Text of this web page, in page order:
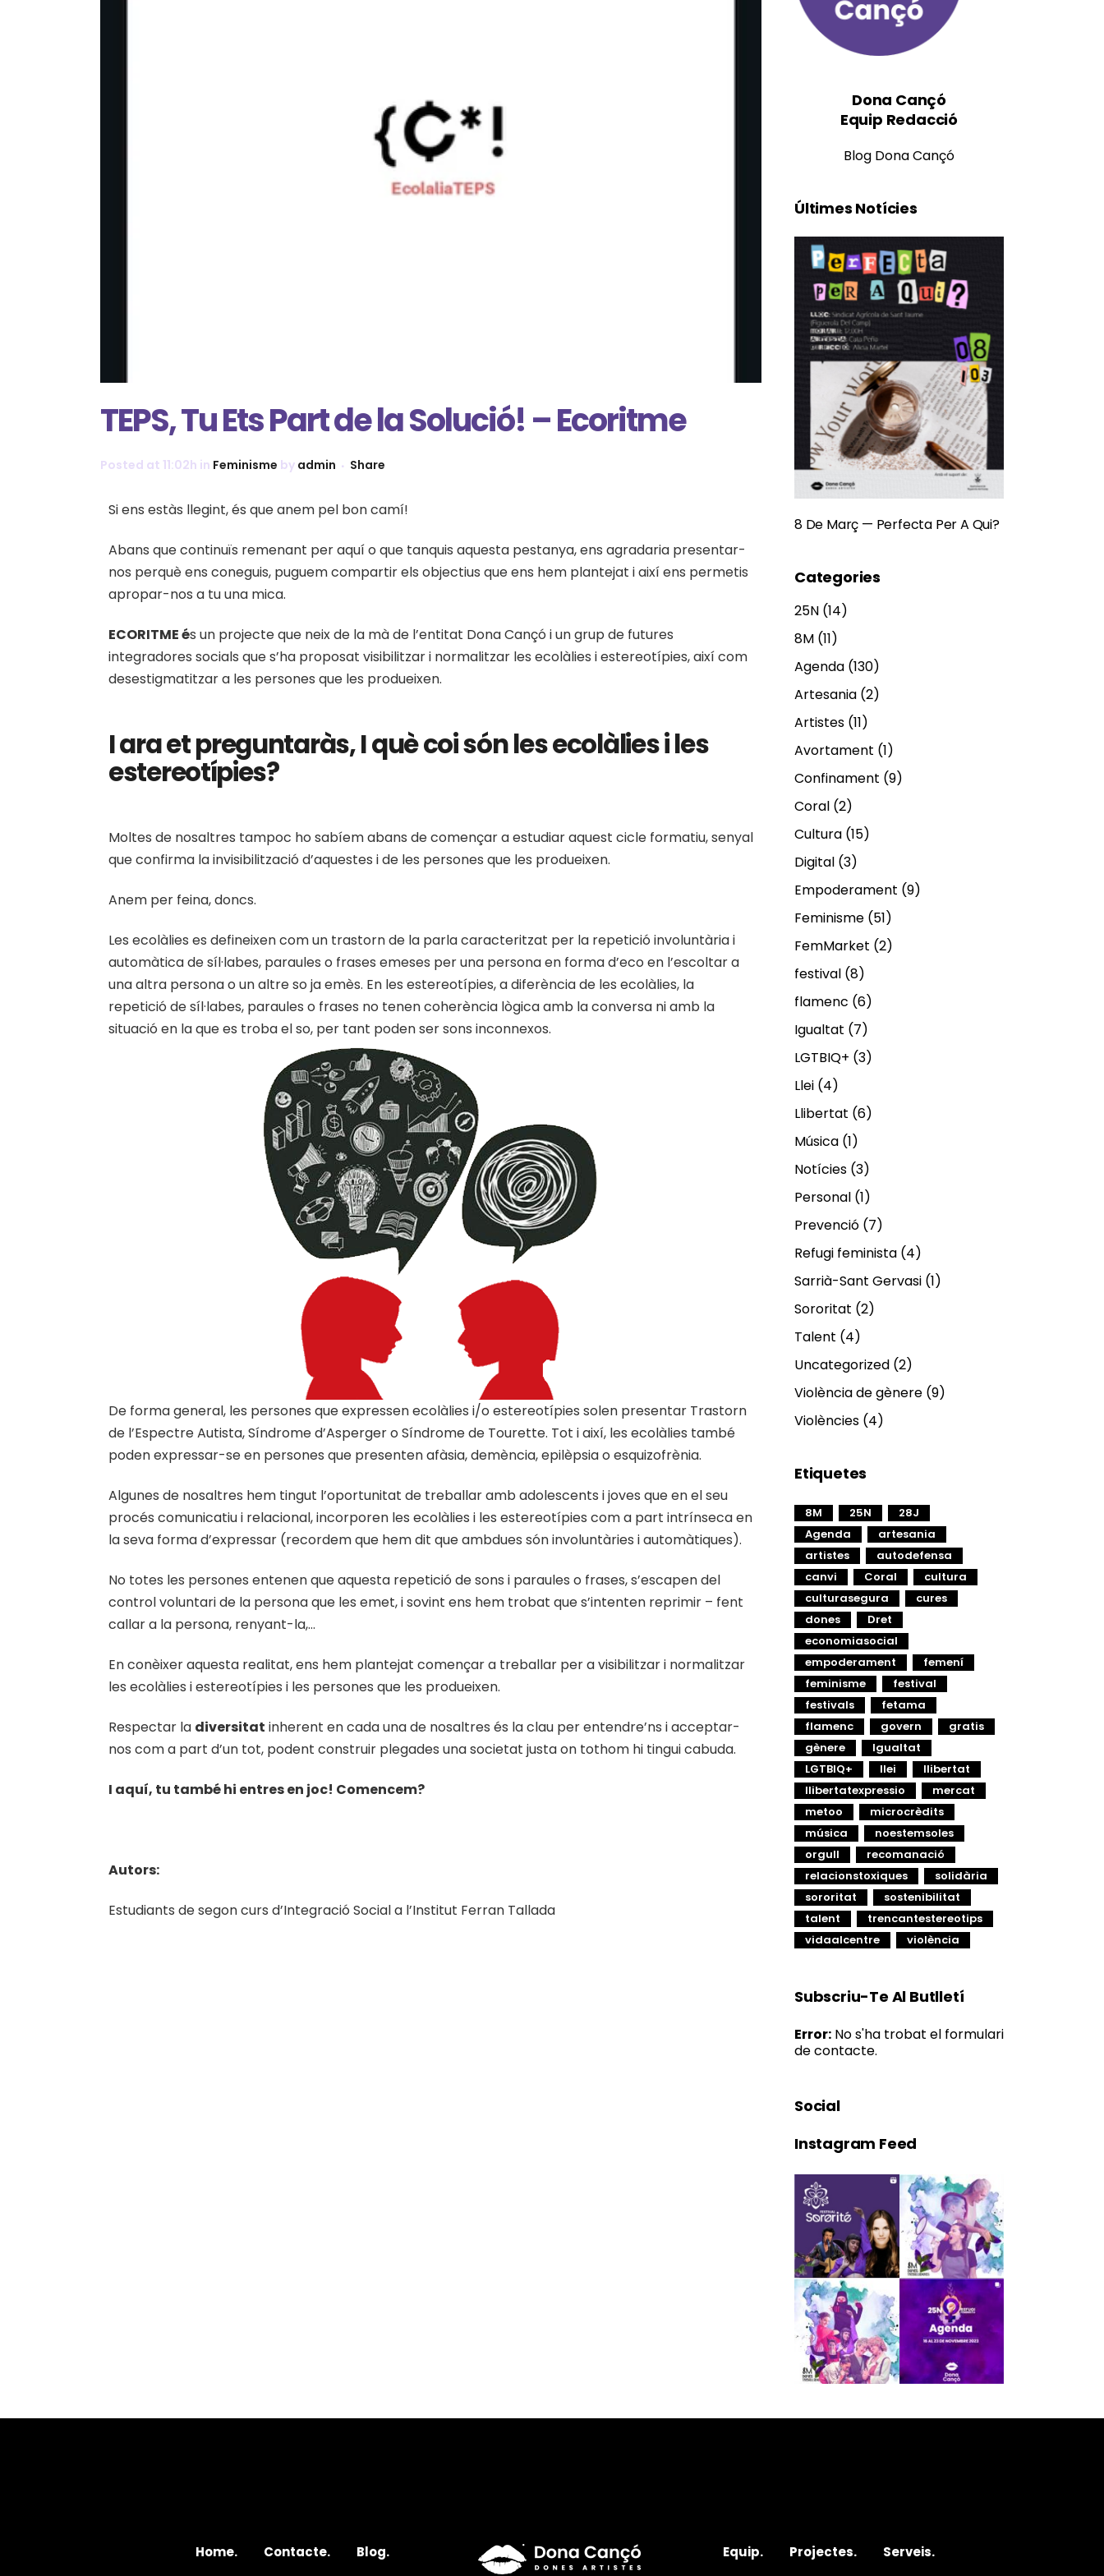
TEPS, Tu Ets Part de la Solució! – Ecoritme
Posted at 11:02h in Feminisme by admin Share
Si ens estàs llegint, és que anem pel bon camí!
Abans que continuïs remenant per aquí o que tanquis aquesta pestanya, ens agradaria presentar-
nos perquè ens coneguis, puguem compartir els objectius que ens hem plantejat i així ens permetis
apropar-nos a tu una mica.
ECORITME és un projecte que neix de la mà de l’entitat Dona Cançó i un grup de futures
integradores socials que s’ha proposat visibilitzar i normalitzar les ecolàlies i estereotípies, així com
desestigmatitzar a les persones que les produeixen.
I ara et preguntaràs, I què coi són les ecolàlies i les
estereotípies?
Moltes de nosaltres tampoc ho sabíem abans de començar a estudiar aquest cicle formatiu, senyal
que confirma la invisibilització d’aquestes i de les persones que les produeixen.
Anem per feina, doncs.
Les ecolàlies es defineixen com un trastorn de la parla caracteritzat per la repetició involuntària i
automàtica de síl·labes, paraules o frases emeses per una persona en forma d’eco en l’escoltar a
una altra persona o un altre so ja emès. En les estereotípies, a diferència de les ecolàlies, la
repetició de síl·labes, paraules o frases no tenen coherència lògica amb la conversa ni amb la
situació en la que es troba el so, per tant poden ser sons inconnexos.
De forma general, les persones que expressen ecolàlies i/o estereotípies solen presentar Trastorn
de l’Espectre Autista, Síndrome d’Asperger o Síndrome de Tourette. Tot i així, les ecolàlies també
poden expressar-se en persones que presenten afàsia, demència, epilèpsia o esquizofrènia.
Algunes de nosaltres hem tingut l’oportunitat de treballar amb adolescents i joves que en el seu
procés comunicatiu i relacional, incorporen les ecolàlies i les estereotípies com a part intrínseca en
la seva forma d’expressar (recordem que hem dit que ambdues són involuntàries i automàtiques).
No totes les persones entenen que aquesta repetició de sons i paraules o frases, s’escapen del
control voluntari de la persona que les emet, i sovint ens hem trobat que s’intenten reprimir – fent
callar a la persona, renyant-la,…
En conèixer aquesta realitat, ens hem plantejat començar a treballar per a visibilitzar i normalitzar
les ecolàlies i estereotípies i les persones que les produeixen.
Respectar la diversitat inherent en cada una de nosaltres és la clau per entendre’ns i acceptar-
nos com a part d’un tot, podent construir plegades una societat justa on tothom hi tingui cabuda.
I aquí, tu també hi entres en joc! Comencem?
Autors:
Estudiants de segon curs d’Integració Social a l’Institut Ferran Tallada
Dona Cançó
Equip Redacció
Blog Dona Cançó
Últimes Notícies
8 De Març — Perfecta Per A Qui?
Categories
25N (14)
8M (11)
Agenda (130)
Artesania (2)
Artistes (11)
Avortament (1)
Confinament (9)
Coral (2)
Cultura (15)
Digital (3)
Empoderament (9)
Feminisme (51)
FemMarket (2)
festival (8)
flamenc (6)
Igualtat (7)
LGTBIQ+ (3)
Llei (4)
Llibertat (6)
Música (1)
Notícies (3)
Personal (1)
Prevenció (7)
Refugi feminista (4)
Sarrià-Sant Gervasi (1)
Sororitat (2)
Talent (4)
Uncategorized (2)
Violència de gènere (9)
Violències (4)
Etiquetes
8M 25N
28J
Agenda
artesania
artistes
autodefensa
canvi
Coral
cultura
culturasegura
cures
dones
Dret
economiasocial
empoderament
femení
feminisme
festival
festivals
fetama
flamenc
govern
gratis
gènere
Igualtat
LGTBIQ+
llei
llibertat
llibertatexpressio
mercat
metoo
microcrèdits
música
noestemsoles
orgull
recomanació
relacionstoxiques
solidària
sororitat
sostenibilitat
talent
trencantestereotips
vidaalcentre
violència
Subscriu-Te Al Butlletí
Error: No s'ha trobat el formulari
de contacte.
Social
Instagram Feed
Home. Contacte. Blog. Equip. Projectes. Serveis.